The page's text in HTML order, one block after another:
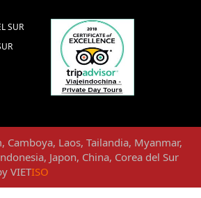
SUR
, Camboya, Laos, Tailandia, Myanmar,
, Japon, China, Corea del Sur
VIETISO